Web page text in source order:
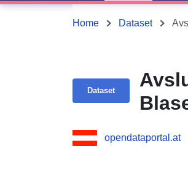
Home Dataset
Dataset
opendataportal.at